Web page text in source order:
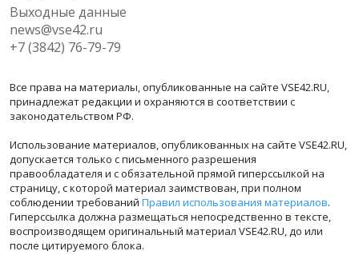
Выходные данные
news@vse42.ru
+7 (3842) 76-79-79
Все права на материалы, опубликованные на сайте VSE42.RU,
принадлежат редакции и охраняются в соответствии с
законодательством РФ.
Использование материалов, опубликованных на сайте VSE42.RU,
допускается только с письменного разрешения
правообладателя и с обязательной прямой гиперссылкой на
страницу, с которой материал заимствован, при полном
соблюдении требований Правил использования материалов.
Гиперссылка должна размещаться непосредственно в тексте,
воспроизводящем оригинальный материал VSE42.RU, до или
после цитируемого блока.